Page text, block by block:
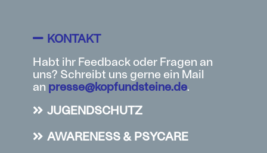
KONTAKT
Habt ihr Feedback oder Fragen an
uns? Schreibt uns gerne ein Mail
an presse@kopfundsteine.de.
JUGENDSCHUTZ
AWARENESS & PSYCARE